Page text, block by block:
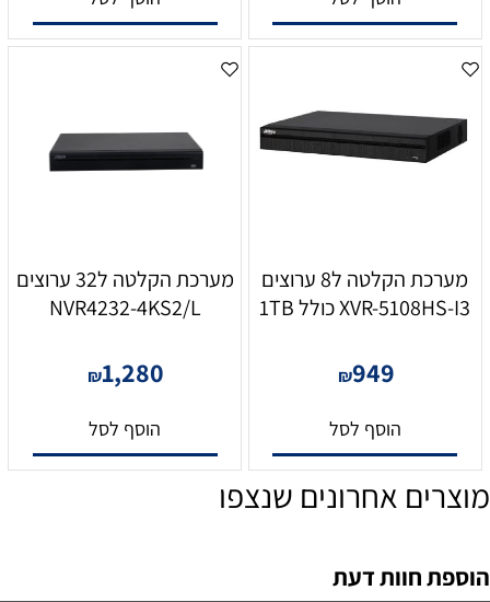
מערכת הקלטה ל8 ערוצים
XVR-5108HS-I3 כולל 1TB
₪949
הוסף לסל
מערכת הקלטה ל32 ערוצים
NVR4232-4KS2/L
₪1,280
הוסף לסל
מוצרים אחרונים שנצפו
הוספת חוות דעת